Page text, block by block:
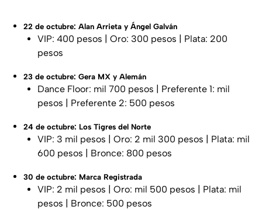
22 de octubre: Alan Arrieta y Ángel Galván
VIP: 400 pesos | Oro: 300 pesos | Plata: 200
pesos
23 de octubre: Gera MX y Alemán
Dance Floor: mil 700 pesos | Preferente 1: mil
pesos | Preferente 2: 500 pesos
24 de octubre: Los Tigres del Norte
VIP: 3 mil pesos | Oro: 2 mil 300 pesos | Plata: mil
600 pesos | Bronce: 800 pesos
30 de octubre: Marca Registrada
VIP: 2 mil pesos | Oro: mil 500 pesos | Plata: mil
pesos | Bronce: 500 pesos